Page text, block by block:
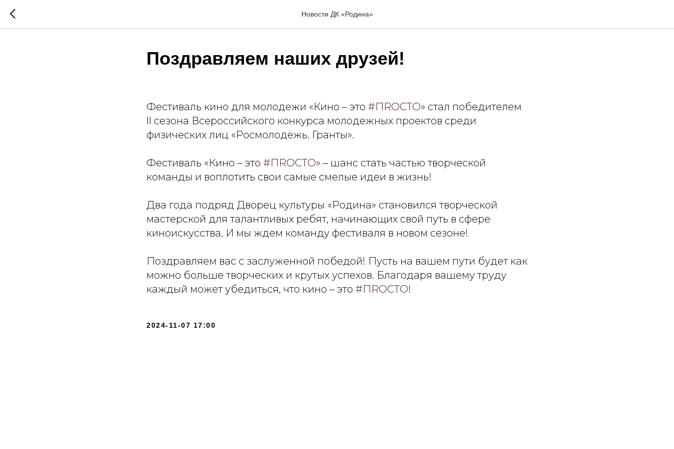
Новости ДК «Родина»
Поздравляем наших друзей!
Фестиваль кино для молодежи «Кино – это #ПRОСТО» стал победителем
ll сезона Всероссийского конкурса молодежных проектов среди
физических лиц «Росмолодёжь. Гранты».
Фестиваль «Кино – это #ПRОСТО» – шанс стать частью творческой
команды и воплотить свои самые смелые идеи в жизнь!
Два года подряд Дворец культуры «Родина» становился творческой
мастерской для талантливых ребят, начинающих свой путь в сфере
киноискусства. И мы ждем команду фестиваля в новом сезоне!
Поздравляем вас с заслуженной победой! Пусть на вашем пути будет как
можно больше творческих и крутых успехов. Благодаря вашему труду
каждый может убедиться, что кино – это #ПRОСТО!
2024-11-07 17:00